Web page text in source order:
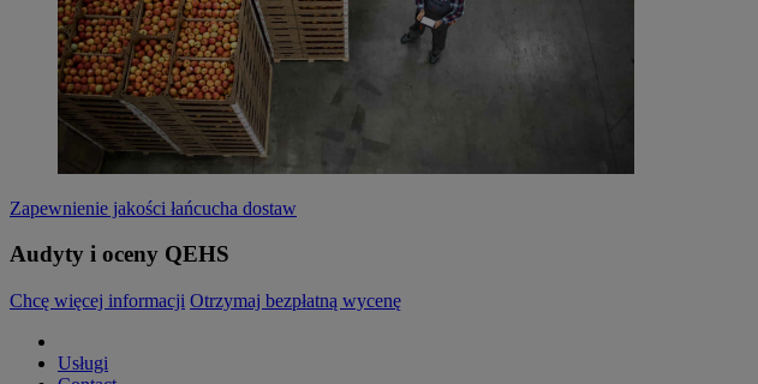
Zapewnienie jakości łańcucha dostaw
Audyty i oceny QEHS
Chcę więcej informacji Otrzymaj bezpłatną wycenę
Usługi